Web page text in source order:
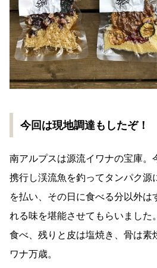
今回は現地調達もしたぞ！
南アルプスは源流イワナの宝庫。
携行し渓流魚を釣ってタンパク源
を払い、その日に食べる分以外は
れる味を堪能させてもらいました
食べ、残りと皮は塩焼き、骨は素
ワナ万歳。